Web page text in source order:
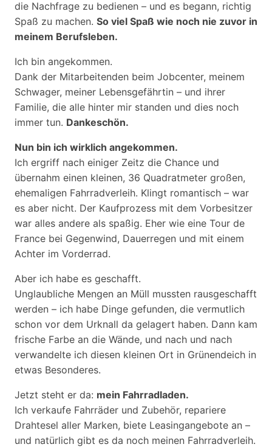
die Nachfrage zu bedienen – und es begann, richtig
Spaß zu machen. So viel Spaß wie noch nie zuvor in
meinem Berufsleben.
Ich bin angekommen.
Dank der Mitarbeitenden beim Jobcenter, meinem
Schwager, meiner Lebensgefährtin – und ihrer
Familie, die alle hinter mir standen und dies noch
immer tun. Dankeschön.
Nun bin ich wirklich angekommen.
Ich ergriff nach einiger Zeitz die Chance und
übernahm einen kleinen, 36 Quadratmeter großen,
ehemaligen Fahrradverleih. Klingt romantisch – war
es aber nicht. Der Kaufprozess mit dem Vorbesitzer
war alles andere als spaßig. Eher wie eine Tour de
France bei Gegenwind, Dauerregen und mit einem
Achter im Vorderrad.
Aber ich habe es geschafft.
Unglaubliche Mengen an Müll mussten rausgeschafft
werden – ich habe Dinge gefunden, die vermutlich
schon vor dem Urknall da gelagert haben. Dann kam
frische Farbe an die Wände, und nach und nach
verwandelte ich diesen kleinen Ort in Grünendeich in
etwas Besonderes.
Jetzt steht er da: mein Fahrradladen.
Ich verkaufe Fahrräder und Zubehör, repariere
Drahtesel aller Marken, biete Leasingangebote an –
und natürlich gibt es da noch meinen Fahrradverleih.